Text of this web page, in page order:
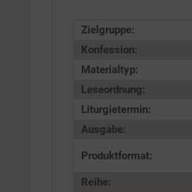
Zielgruppe:
Konfession:
Materialtyp:
Leseordnung:
Liturgietermin:
Ausgabe:
Produktformat:
Reihe: